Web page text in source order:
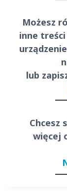
Możesz
inne treści
lub
Chcesz
więcej